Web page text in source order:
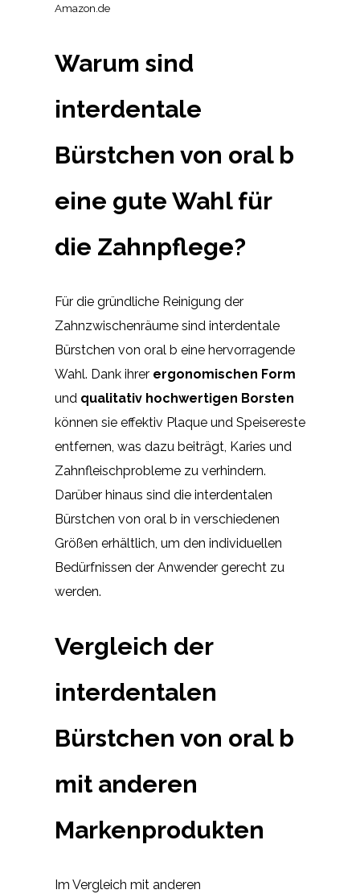
Amazon.de
Warum sind
interdentale
Bürstchen von oral b
eine gute Wahl für
die Zahnpflege?
Für die gründliche Reinigung der
Zahnzwischenräume sind interdentale
Bürstchen von oral b eine hervorragende
Wahl. Dank ihrer ergonomischen Form
und qualitativ hochwertigen Borsten
können sie effektiv Plaque und Speisereste
entfernen, was dazu beiträgt, Karies und
Zahnfleischprobleme zu verhindern.
Darüber hinaus sind die interdentalen
Bürstchen von oral b in verschiedenen
Größen erhältlich, um den individuellen
Bedürfnissen der Anwender gerecht zu
werden.
Vergleich der
interdentalen
Bürstchen von oral b
mit anderen
Markenprodukten
Im Vergleich mit anderen